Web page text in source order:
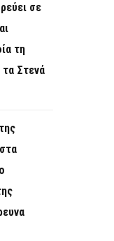
σε
τη
Στενά